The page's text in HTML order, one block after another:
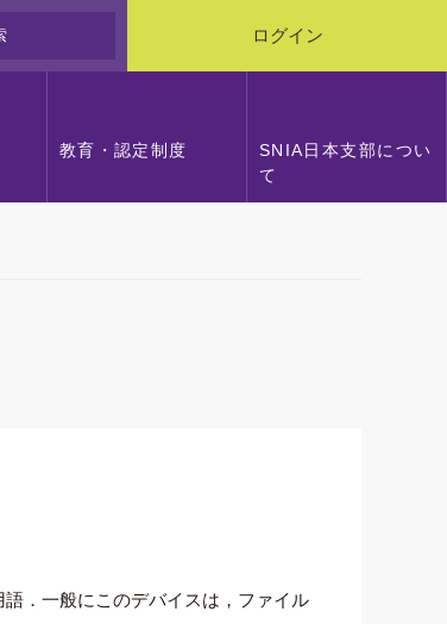
ログイン
教育・認定制度
SNIA日本支部につい
て
．一般にこのデバイスは，ファイル